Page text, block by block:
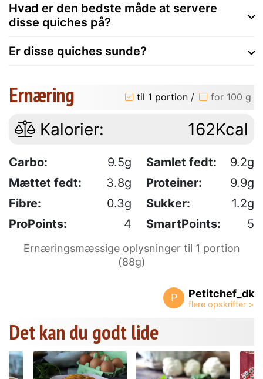
Hvad er den bedste måde at servere
disse quiches på?
Er disse quiches sunde?
Ernæring til 1 portion / for 100 g
Kalorier: 162Kcal
Carbo: 9.5g Samlet fedt:
9.2g
Mættet fedt:
3.8g Proteiner:
9.9g
Fibre:
0.3g Sukker:
1.2g
ProPoints:
4 SmartPoints: 5
Ernæringsmæssige oplysninger til 1 portion
(88g)
P Petitchef_dk
Det kan du godt lide